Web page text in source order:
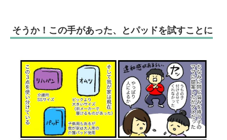
そうか！この手があった、とパッドを試すことに